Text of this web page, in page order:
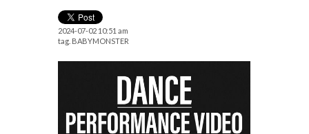
2024-07-02 10:51 am
tag. BABYMONSTER